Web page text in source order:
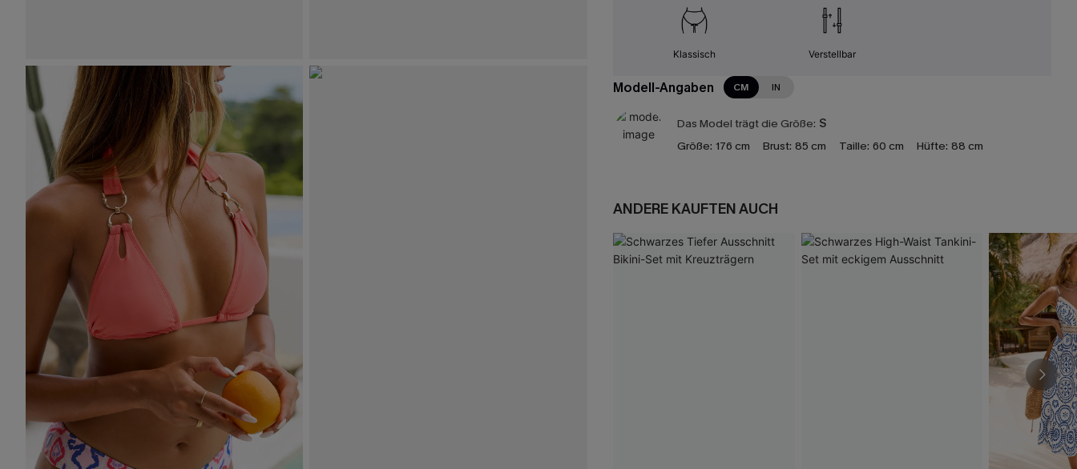
Klassisch Verstellbar
Modell-Angaben CM IN
Das Model trägt die Größe: S
Größe: 176 cm Brust: 85 cm Taille: 60 cm Hüfte: 88 cm
ANDERE KAUFTEN AUCH